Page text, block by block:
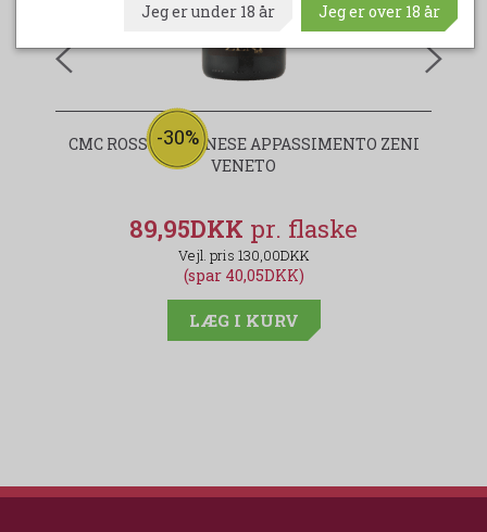
-30%
CMC ROSSO VERONESE APPASSIMENTO ZENI
VENETO
89,95DKK
130,00DKK
(spar 40,05DKK)
LÆG I KURV
Jeg er under 18 år Jeg er over 18 år